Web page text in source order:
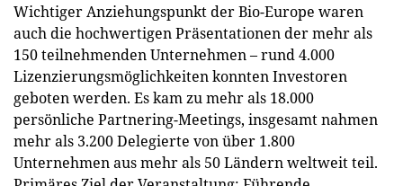
Wichtiger Anziehungspunkt der Bio-Europe waren
auch die hochwertigen Präsentationen der mehr als
150 teilnehmenden Unternehmen – rund 4.000
Lizenzierungsmöglichkeiten konnten Investoren
geboten werden. Es kam zu mehr als 18.000
persönliche Partnering-Meetings, insgesamt nahmen
mehr als 3.200 Delegierte von über 1.800
Unternehmen aus mehr als 50 Ländern weltweit teil.